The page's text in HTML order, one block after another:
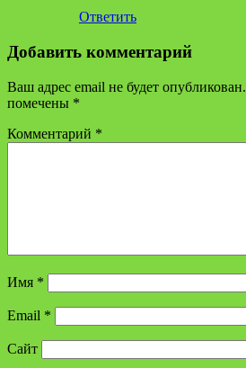
Ответить
Добавить комментарий
Ваш адрес email не будет опубликован.
помечены *
Комментарий *
Имя *
Email *
Сайт